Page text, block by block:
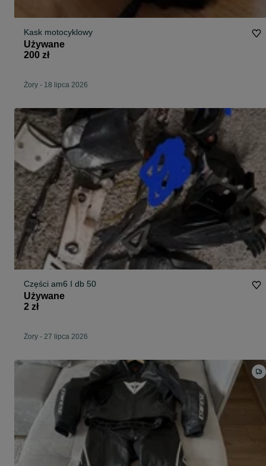
Kask motocyklowy
Używane
200 zł
Żory - 18 lipca 2026
Części am6 I db 50
Używane
2 zł
Żory - 27 lipca 2026